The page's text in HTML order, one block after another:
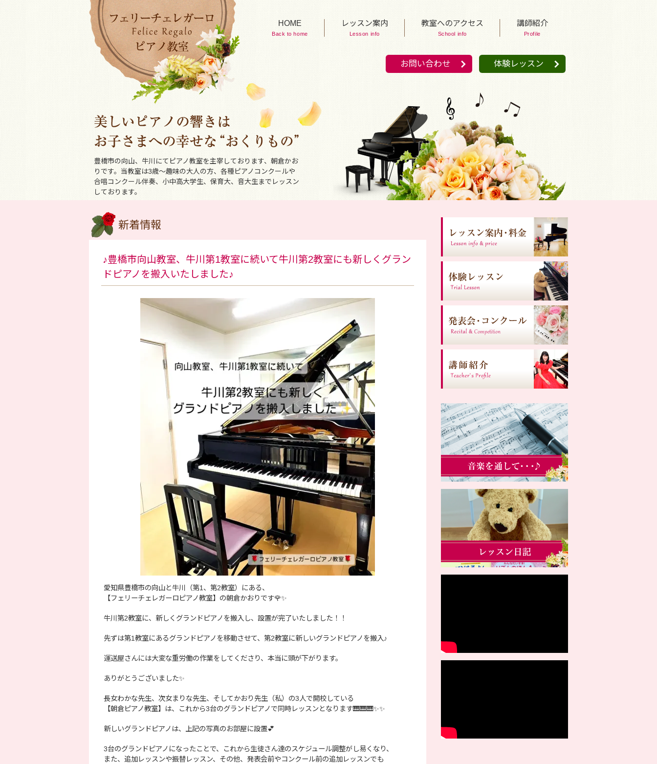
お問い合わせ 体験レッスン
HOME
Back to home
レッスン案内
Lesson info
教室へのアクセス
School info
講師紹介
Profile
豊橋市の向山、牛川にてピアノ教室を主宰しております、朝倉かお
りです。当教室は3歳～趣味の大人の方、各種ピアノコンクールや
合唱コンクール伴奏、小中高大学生、保育大、音大生までレッスン
しております。
新着情報
♪豊橋市向山教室、牛川第1教室に続いて牛川第2教室にも新しくグラン
ドピアノを搬入いたしました♪
愛知県豊橋市の向山と牛川（第1、第2教室）にある、
【フェリーチェレガーロピアノ教室】の朝倉かおりです🌹✨
牛川第2教室に、新しくグランドピアノを搬入し、設置が完了いたしました！！
先ずは第1教室にあるグランドピアノを移動させて、第2教室に新しいグランドピアノを搬入♪
運送屋さんには大変な重労働の作業をしてくださり、本当に頭が下がります。
ありがとうございました✨
長女わかな先生、次女まりな先生、そしてかおり先生（私）の3人で開校している
【朝倉ピアノ教室】は、これから3台のグランドピアノで同時レッスンとなります🎹🎹🎹✨✨
新しいグランドピアノは、上記の写真のお部屋に設置💕
3台のグランドピアノになったことで、これから生徒さん達のスケジュール調整がし易くなり、
また、追加レッスンや振替レッスン、その他、発表会前やコンクール前の追加レッスンでも